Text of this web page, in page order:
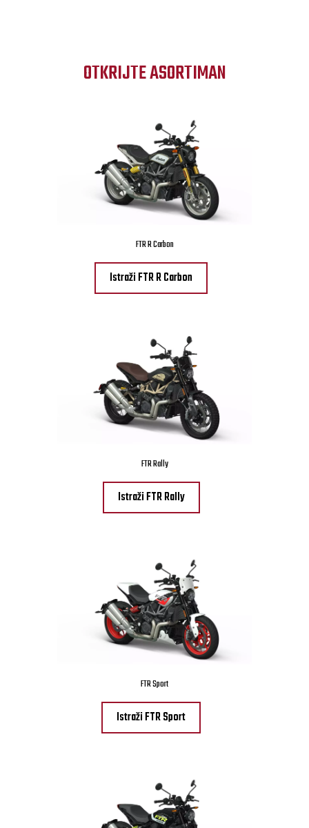
OTKRIJTE ASORTIMAN
FTR R Carbon
Istraži FTR R Carbon
FTR Rally
Istraži FTR Rally
FTR Sport
Istraži FTR Sport